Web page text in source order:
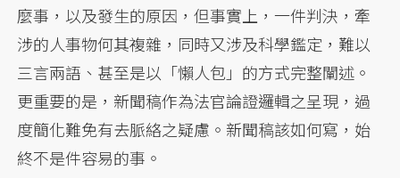
麼事，以及發生的原因，但事實上，一件判決，牽
涉的人事物何其複雜，同時又涉及科學鑑定，難以
三言兩語、甚至是以「懶人包」的方式完整闡述。
更重要的是，新聞稿作為法官論證邏輯之呈現，過
度簡化難免有去脈絡之疑慮。新聞稿該如何寫，始
終不是件容易的事。